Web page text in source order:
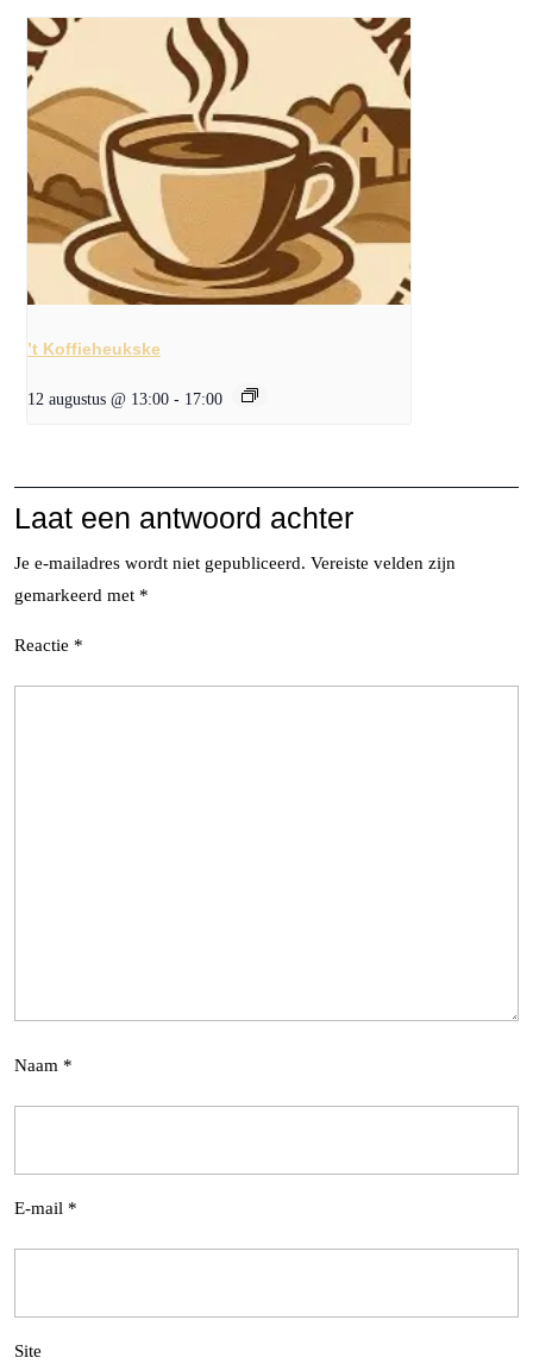
’t Koffieheukske
12 augustus @ 13:00 - 17:00
Laat een antwoord achter
Je e-mailadres wordt niet gepubliceerd. Vereiste velden zijn
gemarkeerd met *
Reactie *
Naam *
E-mail *
Site